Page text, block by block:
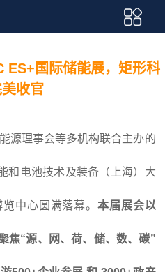
ES+国际储能展，矩形科
收官
源理事会等多机构联合主办的
和电池技术及装备（上海）大
中心圆满落幕。本届展会以
焦“源、网、荷、储、数、碳”